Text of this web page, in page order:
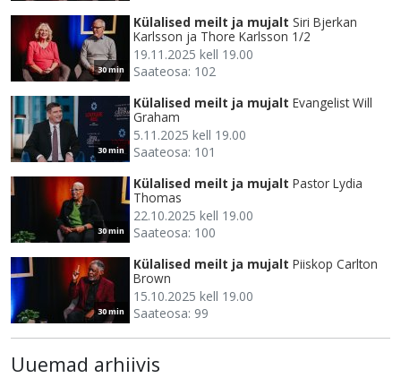
30 min
Külalised meilt ja mujalt Siri Bjerkan
Karlsson ja Thore Karlsson 1/2
19.11.2025 kell 19.00
Saateosa: 102
30 min
Külalised meilt ja mujalt Evangelist Will
Graham
5.11.2025 kell 19.00
Saateosa: 101
30 min
Külalised meilt ja mujalt Pastor Lydia
Thomas
22.10.2025 kell 19.00
Saateosa: 100
30 min
Külalised meilt ja mujalt Piiskop Carlton
Brown
15.10.2025 kell 19.00
Saateosa: 99
Uuemad arhiivis